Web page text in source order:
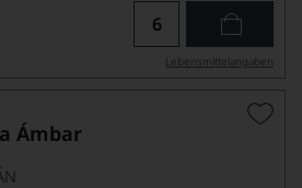
Lebensmittel­angaben
Ámbar